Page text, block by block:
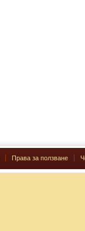
Права за ползване